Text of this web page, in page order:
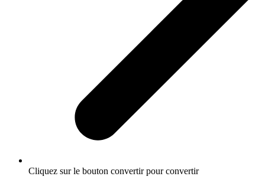
Cliquez sur le bouton convertir pour convertir